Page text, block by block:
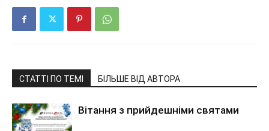
СТАТТІ ПО ТЕМІ БІЛЬШЕ ВІД АВТОРА
Вітання з прийдешніми святами